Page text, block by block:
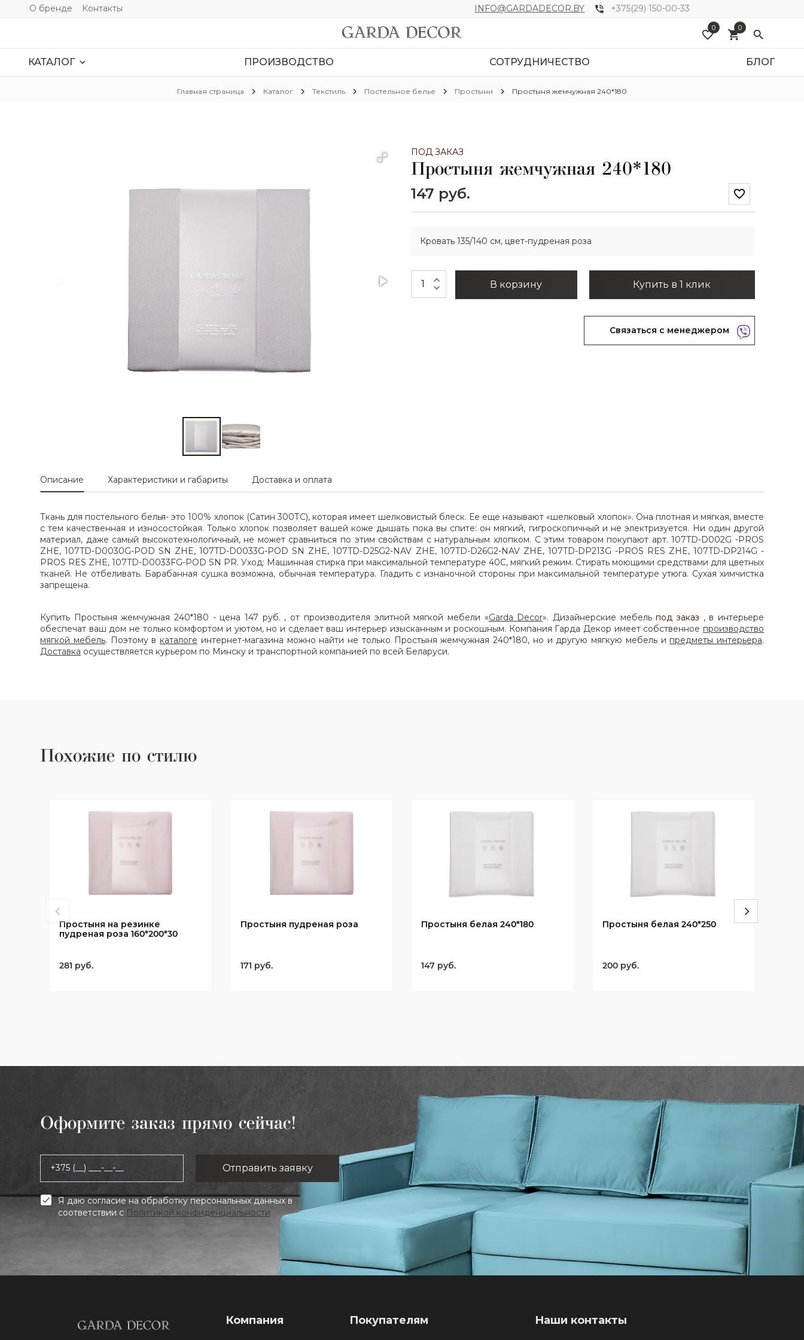
О бренде Контакты INFO@GARDADECOR.BY phone_in_talk +375(29) 150-00-33
favorite_border
0 0
shopping_cart search
expand_more ПРОИЗВОДСТВО СОТРУДНИЧЕСТВО БЛОГ
Главная страница chevron_right Каталог chevron_right Текстиль chevron_right Постельное белье chevron_right Простыни chevron_right Простыня жемчужная 240*180
ПОД ЗАКАЗ
Простыня жемчужная 240*180
147 руб. favorite_border
Кровать 135/140 см, цвет-пудреная роза
expand_less
expand_more В корзину Купить в 1 клик
Связаться с менеджером
Описание Характеристики и габариты Доставка и оплата
Ткань для постельного белья- это 100% хлопок (Сатин 300ТС), которая имеет шелковистый блеск. Ее еще называют «шелковый хлопок». Она плотная и мягкая, вместе
с тем качественная и износостойкая. Только хлопок позволяет вашей коже дышать пока вы спите: он мягкий, гигроскопичный и не электризуется. Ни один другой
материал, даже самый высокотехнологичный, не может сравниться по этим свойствам с натуральным хлопком. С этим товаром покупают арт. 107TD-D002G -PROS
ZHE, 107TD-D0030G-POD SN ZHE, 107TD-D0033G-POD SN ZHE, 107TD-D25G2-NAV ZHE, 107TD-D26G2-NAV ZHE, 107TD-DP213G -PROS RES ZHE, 107TD-DP214G -
PROS RES ZHE, 107TD-D0033FG-POD SN PR. Уход: Машинная стирка при максимальной температуре 40С, мягкий режим. Стирать моющими средствами для цветных
тканей. Не отбеливать. Барабанная сушка возможна, обычная температура. Гладить с изнаночной стороны при максимальной температуре утюга. Сухая химчистка
запрещена.
Купить Простыня жемчужная 240*180 - цена 147 руб. , от производителя элитной мягкой мебели «Garda Decor». Дизайнерские мебельпод заказ , в интерьере
обеспечат ваш дом не только комфортом и уютом, но и сделает ваш интерьер изысканным и роскошным. Компания Гарда Декор имеет собственное производство
мягкой мебель. Поэтому в каталоге интернет-магазина можно найти не только Простыня жемчужная 240*180, но и другую мягкую мебель и предметы интерьера.
Доставка осуществляется курьером по Минску и транспортной компанией по всей Беларуси.
Похожие по стилю
Простыня на резинке
пудреная роза 160*200*30
281 руб.
Простыня пудреная роза
171 руб.
Простыня белая 240*180
147 руб.
Простыня белая 240*250
200 руб.
Оформите заказ прямо сейчас!
+375 (__) ___-__-__
Я даю согласие на обработку персональных данных в
соответствии с Политикой конфиденциальности
Компания Покупателям Наши контакты